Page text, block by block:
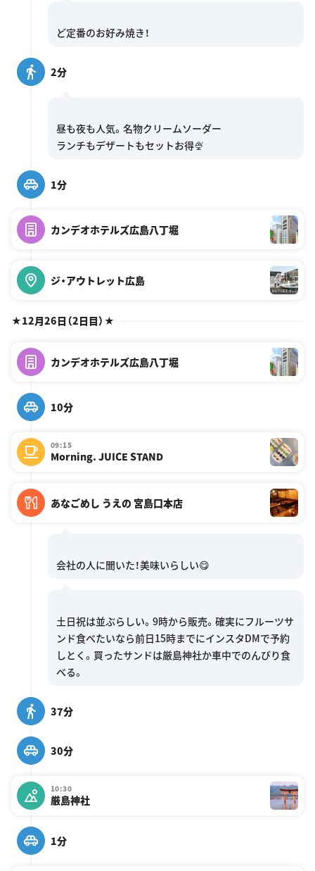
2分
昼も夜も人気。名物クリームソーダー
1分
カンデオホテルズ広島八丁堀
ジ・アウトレット広島
★12月26日（2日目）★
カンデオホテルズ広島八丁堀
10分
09:15
Morning. JUICE STAND
あなごめし うえの 宮島口本店
土日祝は並ぶらしい。9時から販売。確実にフルーツサ
ンド食べたいなら前日15時までにインスタDMで予約
しとく。買ったサンドは厳島神社か車中でのんびり食
37分
30分
10:30
厳島神社
1分